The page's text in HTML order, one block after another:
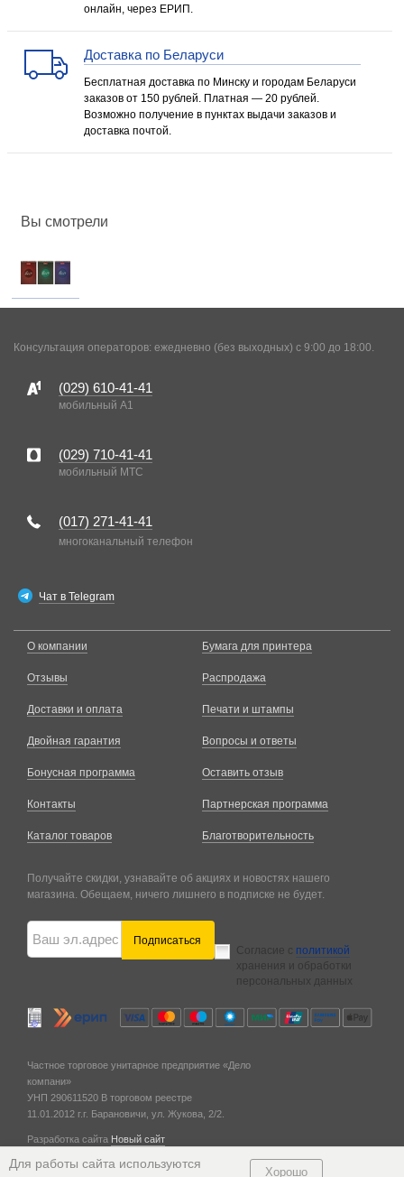
онлайн, через ЕРИП.
Доставка по Беларуси
Бесплатная доставка по Минску и городам Беларуси
заказов от 150 рублей. Платная — 20 рублей.
Возможно получение в пунктах выдачи заказов и
доставка почтой.
Вы смотрели
Консультация операторов: ежедневно (без выходных) с 9:00 до 18:00.
(029) 610-41-41
мобильный A1
(029) 710-41-41
мобильный MTC
(017) 271-41-41
многоканальный телефон
Чат в Telegram
О компании
Отзывы
Доставки и оплата
Двойная гарантия
Бонусная программа
Контакты
Каталог товаров
Бумага для принтера
Распродажа
Печати и штампы
Вопросы и ответы
Оставить отзыв
Партнерская программа
Благотворительность
Получайте скидки, узнавайте об акциях и новостях нашего
магазина. Обещаем, ничего лишнего в подписке не будет.
Подписаться
Согласие с политикой
хранения и обработки
персональных данных
Частное торговое унитарное предприятие «Дело
компани»
УНП 290611520 В торговом реестре
11.01.2012 г. г. Барановичи, ул. Жукова, 2/2.
Разработка сайта Новый сайт
Для работы сайта используются
Хорошо